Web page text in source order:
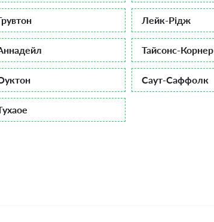
Лейк-Рідж
Тайсонс-Корнер
Саут-Саффолк